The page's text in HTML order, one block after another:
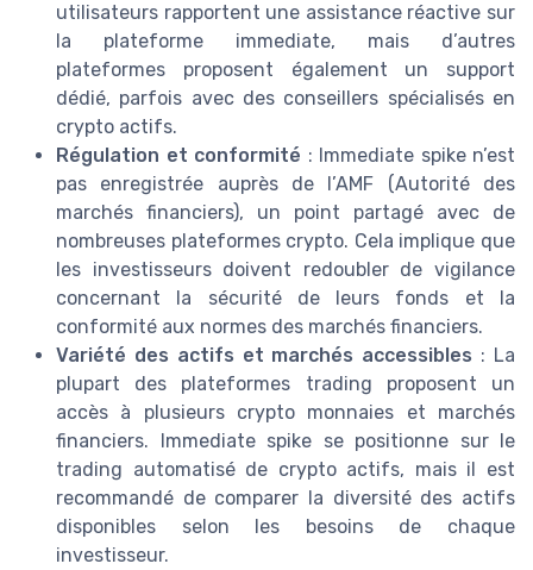
utilisateurs rapportent une assistance réactive sur
la plateforme immediate, mais d’autres
plateformes proposent également un support
dédié, parfois avec des conseillers spécialisés en
crypto actifs.
Régulation et conformité : Immediate spike n’est
pas enregistrée auprès de l’AMF (Autorité des
marchés financiers), un point partagé avec de
nombreuses plateformes crypto. Cela implique que
les investisseurs doivent redoubler de vigilance
concernant la sécurité de leurs fonds et la
conformité aux normes des marchés financiers.
Variété des actifs et marchés accessibles : La
plupart des plateformes trading proposent un
accès à plusieurs crypto monnaies et marchés
financiers. Immediate spike se positionne sur le
trading automatisé de crypto actifs, mais il est
recommandé de comparer la diversité des actifs
disponibles selon les besoins de chaque
investisseur.